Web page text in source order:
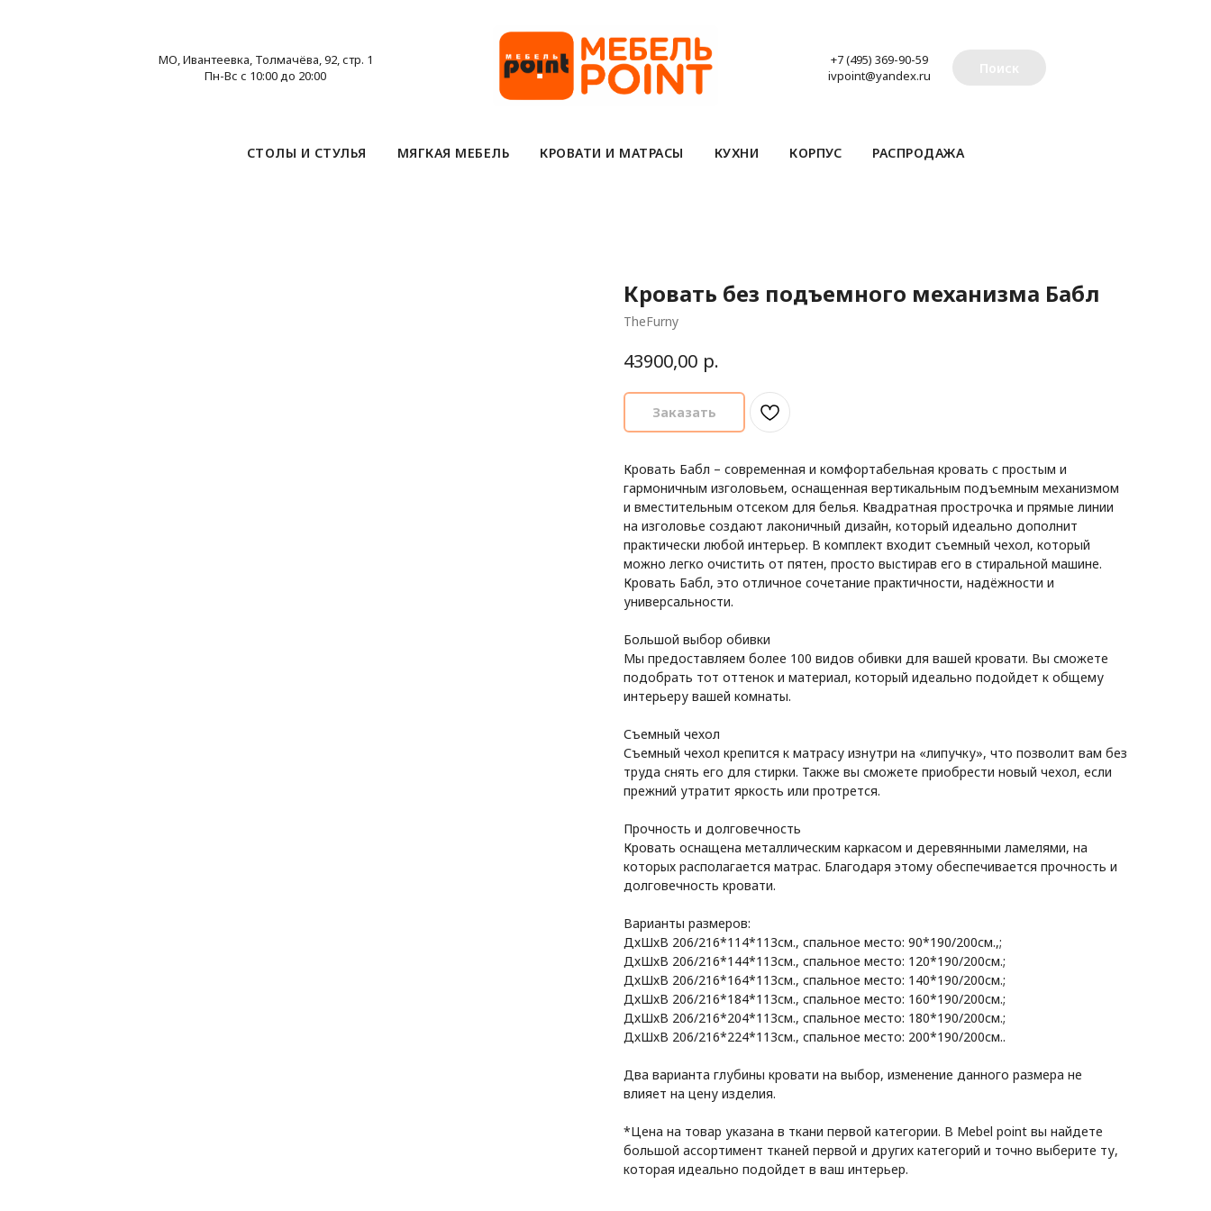
МО, Ивантеевка, Толмачёва, 92, стр. 1
Пн-Вс с 10:00 до 20:00
+7 (495) 369-90-59
ivpoint@yandex.ru
СТОЛЫ И СТУЛЬЯ МЯГКАЯ МЕБЕЛЬ КРОВАТИ И МАТРАСЫ КУХНИ КОРПУС РАСПРОДАЖА
Кровать без подъемного механизма Бабл
TheFurny
43900,00 р.
Заказать
Кровать Бабл – современная и комфортабельная кровать с простым и
гармоничным изголовьем, оснащенная вертикальным подъемным механизмом
и вместительным отсеком для белья. Квадратная прострочка и прямые линии
на изголовье создают лаконичный дизайн, который идеально дополнит
практически любой интерьер. В комплект входит съемный чехол, который
можно легко очистить от пятен, просто выстирав его в стиральной машине.
Кровать Бабл, это отличное сочетание практичности, надёжности и
универсальности.
Большой выбор обивки
Мы предоставляем более 100 видов обивки для вашей кровати. Вы сможете
подобрать тот оттенок и материал, который идеально подойдет к общему
интерьеру вашей комнаты.
Съемный чехол
Съемный чехол крепится к матрасу изнутри на «липучку», что позволит вам без
труда снять его для стирки. Также вы сможете приобрести новый чехол, если
прежний утратит яркость или протрется.
Прочность и долговечность
Кровать оснащена металлическим каркасом и деревянными ламелями, на
которых располагается матрас. Благодаря этому обеспечивается прочность и
долговечность кровати.
Варианты размеров:
ДхШхВ 206/216*114*113см., спальное место: 90*190/200см.,;
ДхШхВ 206/216*144*113см., спальное место: 120*190/200см.;
ДхШхВ 206/216*164*113см., спальное место: 140*190/200см.;
ДхШхВ 206/216*184*113см., спальное место: 160*190/200см.;
ДхШхВ 206/216*204*113см., спальное место: 180*190/200см.;
ДхШхВ 206/216*224*113см., спальное место: 200*190/200см..
Два варианта глубины кровати на выбор, изменение данного размера не
влияет на цену изделия.
*Цена на товар указана в ткани первой категории. В Mebel point вы найдете
большой ассортимент тканей первой и других категорий и точно выберите ту,
которая идеально подойдет в ваш интерьер.